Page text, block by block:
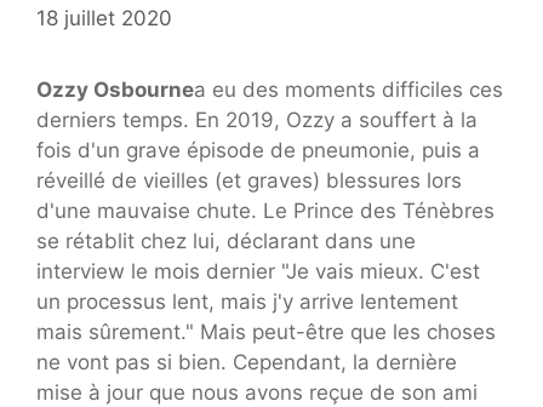
18 juillet 2020
Ozzy Osbournea eu des moments difficiles ces
derniers temps. En 2019, Ozzy a souffert à la
fois d'un grave épisode de pneumonie, puis a
réveillé de vieilles (et graves) blessures lors
d'une mauvaise chute. Le Prince des Ténèbres
se rétablit chez lui, déclarant dans une
interview le mois dernier "Je vais mieux. C'est
un processus lent, mais j'y arrive lentement
mais sûrement." Mais peut-être que les choses
ne vont pas si bien. Cependant, la dernière
mise à jour que nous avons reçue de son ami